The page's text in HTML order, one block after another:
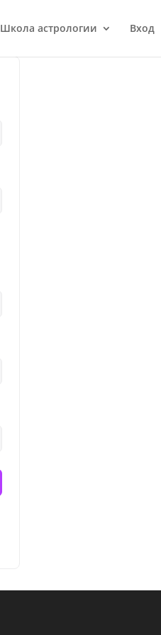
Школа астрологии Вход